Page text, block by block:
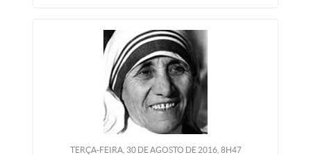
TERÇA-FEIRA, 30DEAGOSTO DE2016, 8H47